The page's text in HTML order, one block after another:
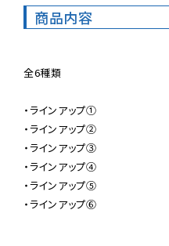
商品内容
全6種類
・ラインアップ①
・ラインアップ②
・ラインアップ③
・ラインアップ④
・ラインアップ⑤
・ラインアップ⑥